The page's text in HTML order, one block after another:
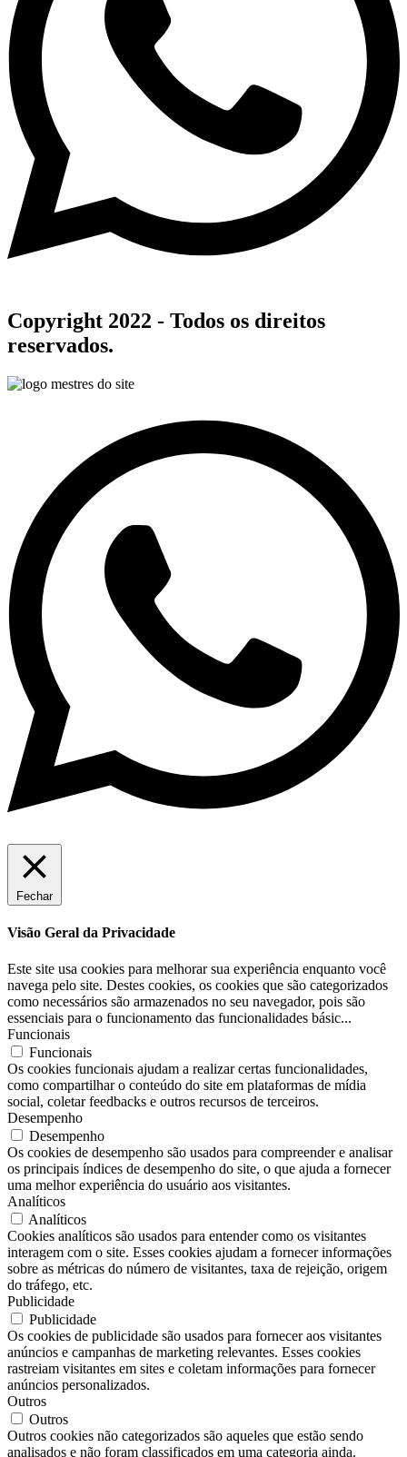
Copyright 2022 - Todos os direitos
reservados.
Fechar
Visão Geral da Privacidade
Este site usa cookies para melhorar sua experiência enquanto você
navega pelo site. Destes cookies, os cookies que são categorizados
como necessários são armazenados no seu navegador, pois são
essenciais para o funcionamento das funcionalidades básic...
Funcionais
Funcionais
Os cookies funcionais ajudam a realizar certas funcionalidades,
como compartilhar o conteúdo do site em plataformas de mídia
social, coletar feedbacks e outros recursos de terceiros.
Desempenho
Desempenho
Os cookies de desempenho são usados ​​para compreender e analisar
os principais índices de desempenho do site, o que ajuda a fornecer
uma melhor experiência do usuário aos visitantes.
Analíticos
Analíticos
Cookies analíticos são usados ​​para entender como os visitantes
interagem com o site. Esses cookies ajudam a fornecer informações
sobre as métricas do número de visitantes, taxa de rejeição, origem
do tráfego, etc.
Publicidade
Publicidade
Os cookies de publicidade são usados ​​para fornecer aos visitantes
anúncios e campanhas de marketing relevantes. Esses cookies
rastreiam visitantes em sites e coletam informações para fornecer
anúncios personalizados.
Outros
Outros
Outros cookies não categorizados são aqueles que estão sendo
analisados ​​e não foram classificados em uma categoria ainda.